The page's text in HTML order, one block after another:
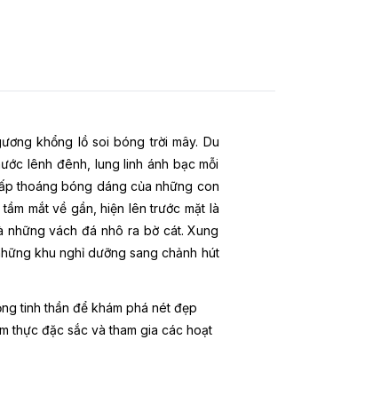
khổng lồ soi bóng trời mây. Du
lênh đênh, lung linh ánh bạc mỗi
thoáng bóng dáng của những con
mắt về gần, hiện lên trước mặt là
vách đá nhô ra bờ cát. Xung
khu nghỉ dưỡng sang chảnh hút
tinh thần để khám phá nét đẹp
thực đặc sắc và tham gia các hoạt